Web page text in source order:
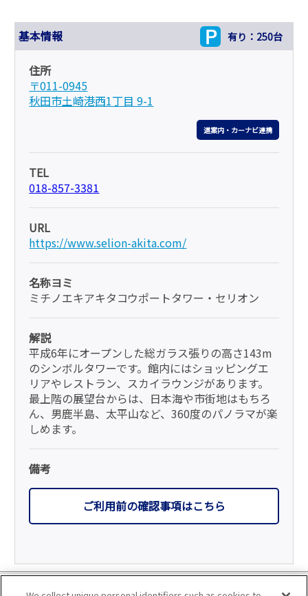
基本情報 有り：250台
住所
〒011-0945
秋田市土崎港西1丁目 9-1
道案内・カーナビ連携
TEL
018-857-3381
URL
https://www.selion-akita.com/
名称ヨミ
ミチノエキアキタコウポートタワー・セリオン
解説
平成6年にオープンした総ガラス張りの高さ143m
のシンボルタワーです。館内にはショッピングエ
リアやレストラン、スカイラウンジがあります。
最上階の展望台からは、日本海や市街地はもちろ
ん、男鹿半島、太平山など、360度のパノラマが楽
しめます。
備考
ご利用前の確認事項はこちら